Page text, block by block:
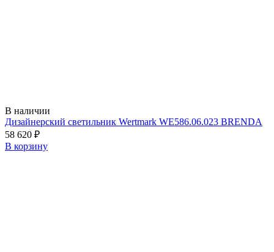
В наличии
Дизайнерский светильник Wertmark WE586.06.023 BRENDA
58 620 ₽
В корзину